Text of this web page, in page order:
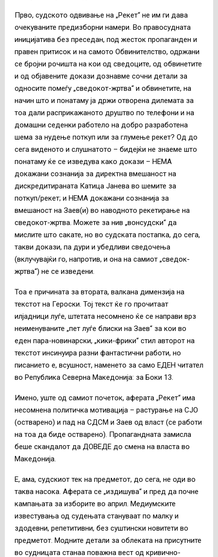
Прво, судското одвивање на „Рекет“ не им ги дава
очекуваните предизборни намери. Во правосудната
иницијатива без преседан, под жесток пропаганден и
правен притисок и на самото Обвинителство, одржани
се бројни рочишта на кои од сведоците, од обвинетите
и од објавените докази дознавме сочни детали за
односите помеѓу „сведокот-жртва“ и обвинетите, на
начин што и понатаму ја држи отворена дилемата за
тоа дали расприкажаното друштво по телефони и на
домашни седенки работело на добро разработена
шема за нудење поткуп или за глумење рекет? Од до
сега виденото и слушнатото – бидејќи не знаеме што
понатаму ќе се изведува како докази – НЕМА
докажани сознанија за директна вмешаност на
дискредитираната Катица Јанева во шемите за
поткуп/рекет; и НЕМА докажани сознанија за
вмешаност на Заев(и) во наводното рекетирање на
сведокот-жртва. Можете за нив „вонсудски“ да
мислите што сакате, но во судската постапка, до сега,
такви докази, па дури и убедливи сведочења
(вклучувајќи го, напротив, и она на самиот „сведок-
жртва“) не се изведени.
Тоа е причината за втората, валкана димензија на
текстот на Героски. Тој текст ќе го прочитаат
илјадници луѓе, штетата несомнено ќе се направи врз
неименуваните „пет луѓе блиски на Заев“ за кои во
еден пара-новинарски, „кики-фрики“ стил авторот на
текстот инсинуира разни фантастични работи, но
писанието е, всушност, наменето за само ЕДЕН читател
во Република Северна Македонија: за Боки 13.
Имено, уште од самиот почеток, аферата „Рекет“ има
несомнена политичка мотивација – растурање на СЈО
(остварено) и пад на СДСМ и Заев од власт (се работи
на тоа да биде остварено). Пропагандната замисла
беше скандалот да ДОВЕДЕ до смена на власта во
Македонија.
Е, ама, судскиот тек на предметот, до сега, не оди во
таква насока. Аферата се „издишува“ и пред да почне
кампањата за изборите во април. Медиумските
известувања од судењата стануваат по малку и
здодевни, репетитивни, без суштински новитети во
предметот. Модните детали за облеката на присутните
во судницата станаа поважна вест од кривично-